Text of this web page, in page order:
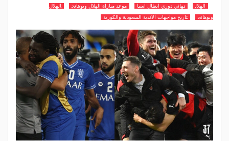
الهلال نهائي دوري ابطال اسيا موعد مباراة الهلال وبوهانج
الهلال
وبوهانج
تاريخ مواجهات الاندية السعودية والكورية